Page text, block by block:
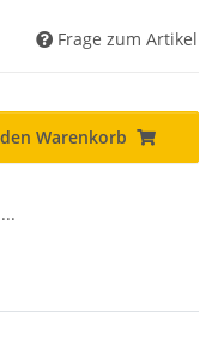
Frage zum Artikel
Warenkorb